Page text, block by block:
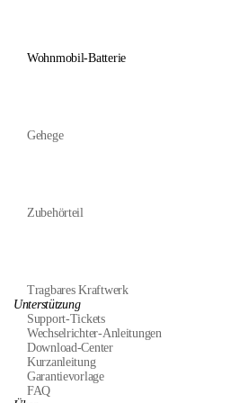
Wohnmobil-Batterie
Gehege
Zubehörteil
Tragbares Kraftwerk
Unterstützung
Support-Tickets
Wechselrichter-Anleitungen
Download-Center
Kurzanleitung
Garantievorlage
FAQ